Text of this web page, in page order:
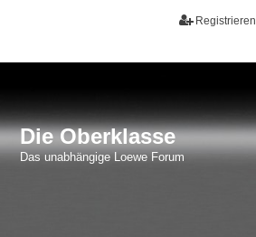
Registrieren
Die Oberklasse
Das unabhängige Loewe Forum